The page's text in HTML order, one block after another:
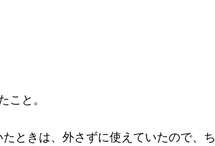
こと。
ときは、外さずに使えていたので、ち